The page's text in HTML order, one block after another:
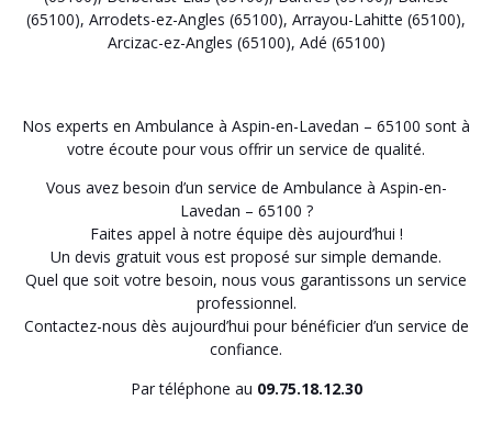
(65100), Arrodets-ez-Angles (65100), Arrayou-Lahitte (65100),
Arcizac-ez-Angles (65100), Adé (65100)
Nos experts en Ambulance à Aspin-en-Lavedan – 65100 sont à
votre écoute pour vous offrir un service de qualité.
Vous avez besoin d’un service de Ambulance à Aspin-en-
Lavedan – 65100 ?
Faites appel à notre équipe dès aujourd’hui !
Un devis gratuit vous est proposé sur simple demande.
Quel que soit votre besoin, nous vous garantissons un service
professionnel.
Contactez-nous dès aujourd’hui pour bénéficier d’un service de
confiance.
Par téléphone au 09.75.18.12.30